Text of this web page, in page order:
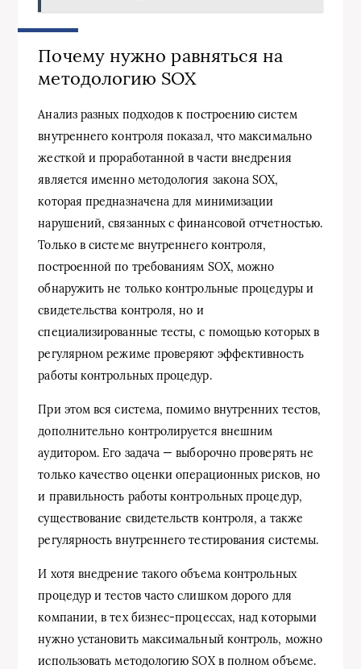
Почему нужно равняться на
методологию SOX
Анализ разных подходов к построению систем
внутреннего контроля показал, что максимально
жесткой и проработанной в части внедрения
является именно методология закона SOX,
которая предназначена для минимизации
нарушений, связанных с финансовой отчетностью.
Только в системе внутреннего контроля,
построенной по требованиям SOX, можно
обнаружить не только контрольные процедуры и
свидетельства контроля, но и
специализированные тесты, с помощью которых в
регулярном режиме проверяют эффективность
работы контрольных процедур.
При этом вся система, помимо внутренних тестов,
дополнительно контролируется внешним
аудитором. Его задача — выборочно проверять не
только качество оценки операционных рисков, но
и правильность работы контрольных процедур,
существование свидетельств контроля, а также
регулярность внутреннего тестирования системы.
И хотя внедрение такого объема контрольных
процедур и тестов часто слишком дорого для
компании, в тех бизнес-процессах, над которыми
нужно установить максимальный контроль, можно
использовать методологию SOX в полном объеме.